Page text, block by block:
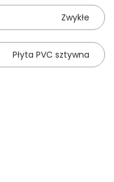
Zwykłe
Płyta PVC sztywna